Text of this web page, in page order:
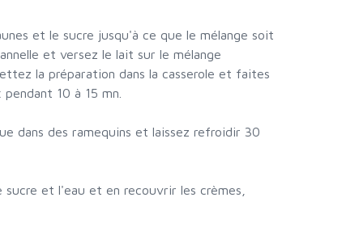
et le sucre jusqu'à ce que le mélange soit
et versez le lait sur le mélange
la préparation dans la casserole et faites
10 à 15 mn.
dans des ramequins et laissez refroidir 30
sucre et l'eau et en recouvrir les crèmes,